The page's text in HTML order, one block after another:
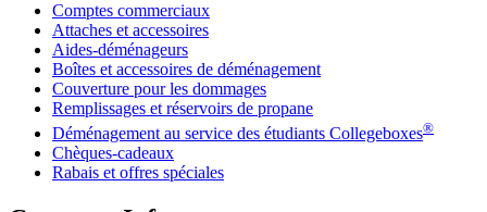
Comptes commerciaux
Attaches et accessoires
Aides-déménageurs
Boîtes et accessoires de déménagement
Couverture pour les dommages
Remplissages et réservoirs de propane
Déménagement au service des étudiants Collegeboxes®
Chèques-cadeaux
Rabais et offres spéciales